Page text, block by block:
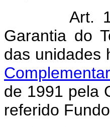
Art.
Garantia do
das unidades
de 1991 pela
referido